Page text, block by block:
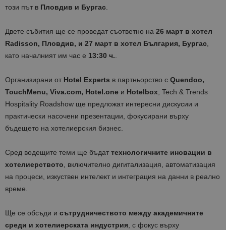
този път в Пловдив и Бургас.
Двете събития ще се проведат съответно на 26 март в хотел
Radisson, Пловдив, и 27 март в хотел България, Бургас,
като началният им час е 13:30 ч..
Организирани от Hotel Experts в партньорство с Quendoo,
TouchMenu, Viva.com, Hotel.one и Hotelbox, Tech & Trends
Hospitality Roadshow ще предложат интересни дискусии и
практически насочени презентации, фокусирани върху
бъдещето на хотелиерския бизнес.
Сред водещите теми ще бъдат технологичните иновации в
хотелиерството, включително дигитализация, автоматизация
на процеси, изкуствен интелект и интеграция на данни в реално
време.
Ще се обсъди и сътрудничеството между академичните
среди и хотелиерската индустрия, с фокус върху